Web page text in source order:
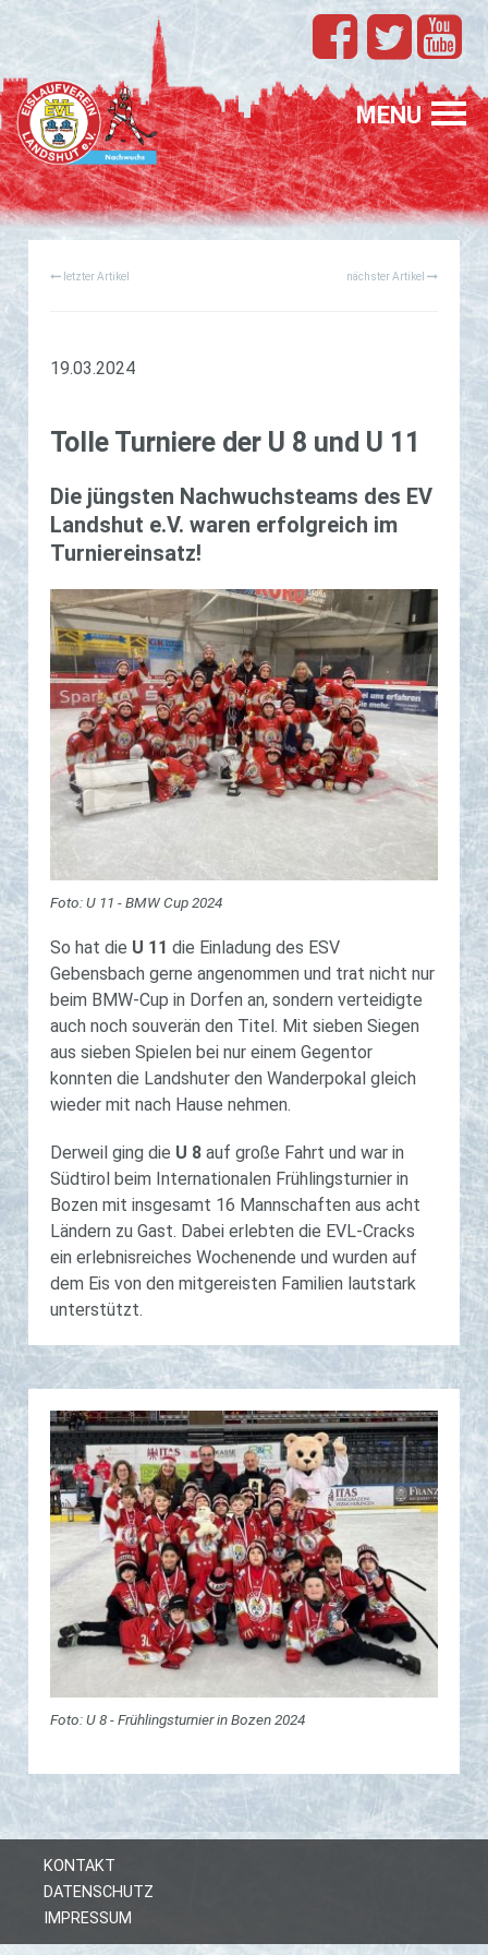
MENU
TEAMS
EVL
SPONSORING
FÖRDERUNG
PROFIS
GESUCHT
letzter Artikel nächster Artikel
19.03.2024
Tolle Tur­nie­re der U 8 und U 11
Die jüngs­ten Nach­wuchs­teams des EV
Lands­hut e.V. waren er­folg­reich im
Tur­nier­ein­satz!
Foto: U 11 - BMW Cup 2024
So hat die U 11 die Einladung des ESV
Gebensbach gerne angenommen und trat nicht nur
beim BMW-Cup in Dorfen an, sondern verteidigte
auch noch souverän den Titel. Mit sieben Siegen
aus sieben Spielen bei nur einem Gegentor
konnten die Landshuter den Wanderpokal gleich
wieder mit nach Hause nehmen.
Derweil ging die U 8 auf große Fahrt und war in
Südtirol beim Internationalen Frühlingsturnier in
Bozen mit insgesamt 16 Mannschaften aus acht
Ländern zu Gast. Dabei erlebten die EVL-Cracks
ein erlebnisreiches Wochenende und wurden auf
dem Eis von den mitgereisten Familien lautstark
unterstützt.
Foto: U 8 - Frühlingsturnier in Bozen 2024
KONTAKT
DATENSCHUTZ
IMPRESSUM